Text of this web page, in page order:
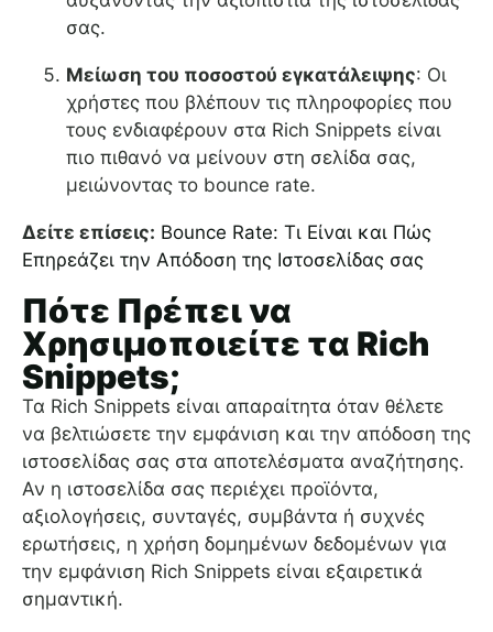
σας.
Μείωση του ποσοστού εγκατάλειψης: Οι
χρήστες που βλέπουν τις πληροφορίες που
τους ενδιαφέρουν στα Rich Snippets είναι
πιο πιθανό να μείνουν στη σελίδα σας,
μειώνοντας το bounce rate.
Δείτε επίσεις: Bounce Rate: Τι Είναι και Πώς
Επηρεάζει την Απόδοση της Ιστοσελίδας σας
Πότε Πρέπει να
Χρησιμοποιείτε τα Rich
Snippets;
Τα Rich Snippets είναι απαραίτητα όταν θέλετε
να βελτιώσετε την εμφάνιση και την απόδοση της
ιστοσελίδας σας στα αποτελέσματα αναζήτησης.
Αν η ιστοσελίδα σας περιέχει προϊόντα,
αξιολογήσεις, συνταγές, συμβάντα ή συχνές
ερωτήσεις, η χρήση δομημένων δεδομένων για
την εμφάνιση Rich Snippets είναι εξαιρετικά
σημαντική.